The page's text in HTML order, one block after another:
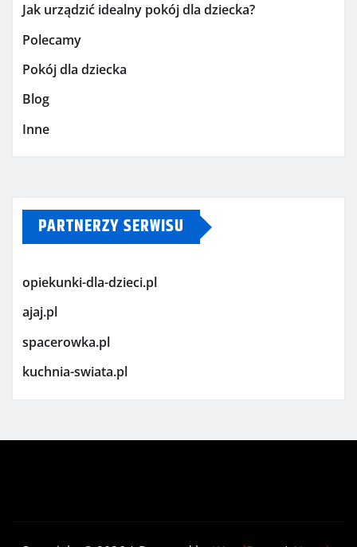
Jak urządzić idealny pokój dla dziecka?
Polecamy
Pokój dla dziecka
Blog
Inne
PARTNERZY SERWISU
opiekunki-dla-dzieci.pl
ajaj.pl
spacerowka.pl
kuchnia-swiata.pl